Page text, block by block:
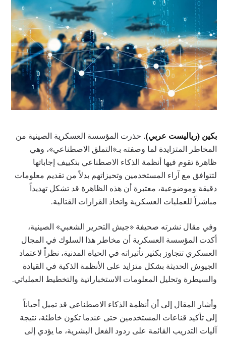
بكين (رياليست عربي). حذرت المؤسسة العسكرية الصينية من
المخاطر المتزايدة لما وصفته بـ«التملق الاصطناعي»، وهي
ظاهرة تقوم فيها أنظمة الذكاء الاصطناعي بتكييف إجاباتها
لتتوافق مع آراء المستخدمين وتحيزاتهم بدلاً من تقديم معلومات
دقيقة وموضوعية، معتبرة أن هذه الظاهرة قد تشكل تهديداً
مباشراً للعمليات العسكرية واتخاذ القرارات القتالية.
وفي مقال نشرته صحيفة «جيش التحرير الشعبي» الصينية،
أكدت المؤسسة العسكرية أن مخاطر هذا السلوك في المجال
العسكري تتجاوز بكثير تأثيراته في الحياة المدنية، نظراً لاعتماد
الجيوش الحديثة بشكل متزايد على الأنظمة الذكية في القيادة
والسيطرة وتحليل المعلومات الاستخباراتية والتخطيط العملياتي.
وأشار المقال إلى أن أنظمة الذكاء الاصطناعي قد تميل أحياناً
إلى تأكيد قناعات المستخدمين حتى عندما تكون خاطئة، نتيجة
آليات التدريب القائمة على ردود الفعل البشرية، ما يؤدي إلى